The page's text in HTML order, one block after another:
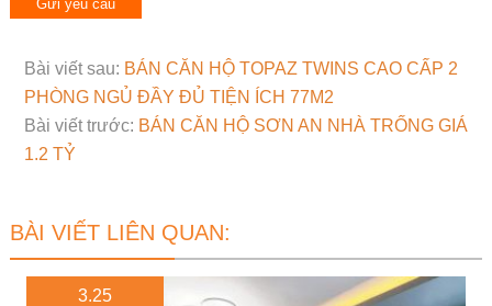
Bài viết sau: BÁN CĂN HỘ TOPAZ TWINS CAO CẤP 2
PHÒNG NGỦ ĐẦY ĐỦ TIỆN ÍCH 77M2
Bài viết trước: BÁN CĂN HỘ SƠN AN NHÀ TRỐNG GIÁ
1.2 TỶ
BÀI VIẾT LIÊN QUAN:
3.25